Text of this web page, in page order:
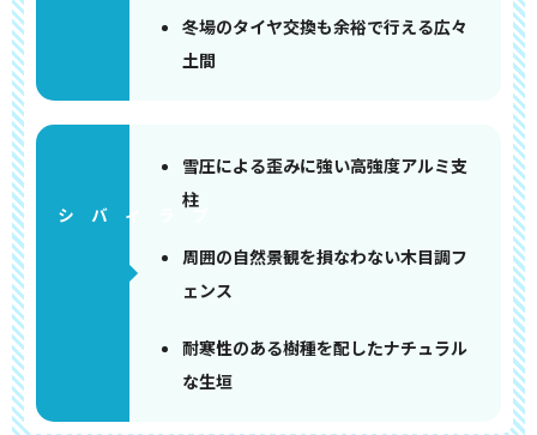
冬場のタイヤ交換も余裕で行える広々
土間
雪圧による歪みに強い高強度アルミ支
柱
周囲の自然景観を損なわない木目調フ
ェンス
耐寒性のある樹種を配したナチュラル
な生垣